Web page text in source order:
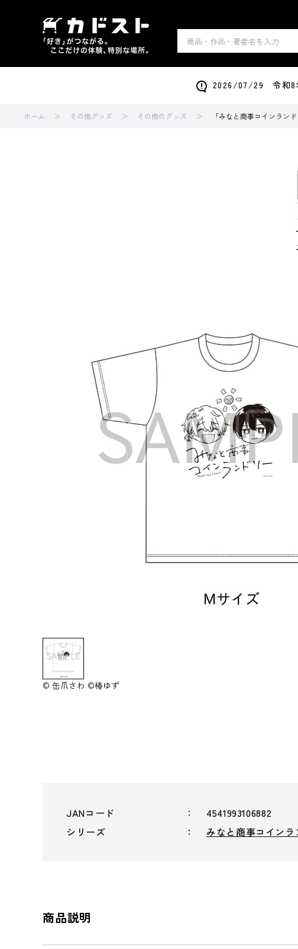
2026/07/29 令和8
ホーム その他グッズ その他のグッズ 「みなと商事コインラン
© 缶爪さわ ©椿ゆず
JANコード
4541993106882
シリーズ
みなと商事コインラ
商品説明